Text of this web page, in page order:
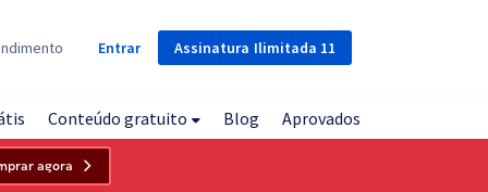
Assinatura Ilimitada 11
Entrar
Conteúdo gratuito Blog Aprovados
agora